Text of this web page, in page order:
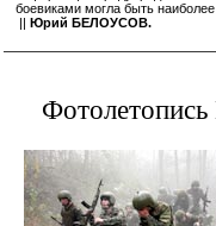
боевиками могла быть
|| Юрий БЕЛОУСОВ.